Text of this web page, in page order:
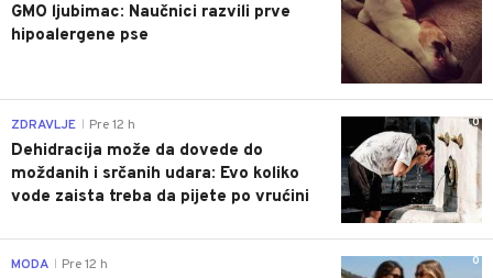
GMO ljubimac: Naučnici razvili prve
hipoalergene pse
0
ZDRAVLJE Pre 12 h
Dehidracija može da dovede do
moždanih i srčanih udara: Evo koliko
vode zaista treba da pijete po vrućini
0
MODA Pre 12 h